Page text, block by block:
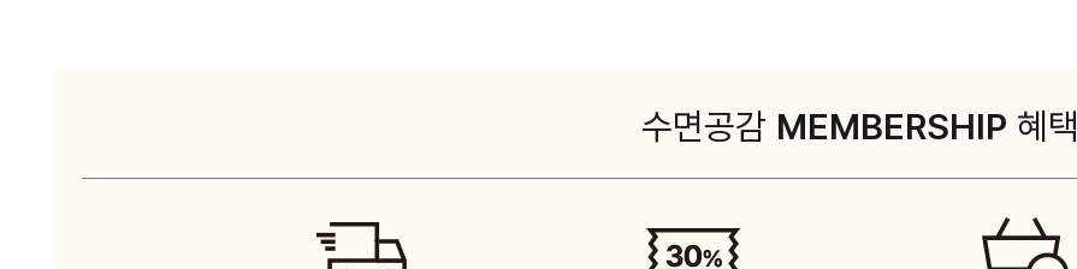
수면공감 MEMBERSHIP 혜택